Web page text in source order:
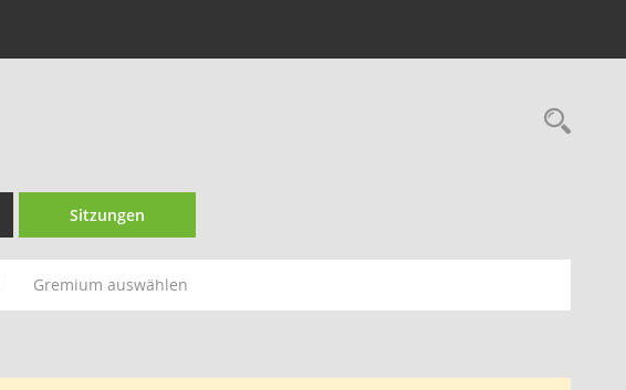
Sitzungen
Gremium auswählen